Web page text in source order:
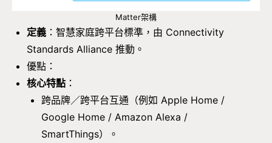
Matter架構
定義 ：智慧家庭跨平台標準，由 Connectivity
Standards Alliance 推動。
優點：
核心特點 ：
跨品牌／跨平台互通（例如 Apple Home /
Google Home / Amazon Alexa /
SmartThings）。